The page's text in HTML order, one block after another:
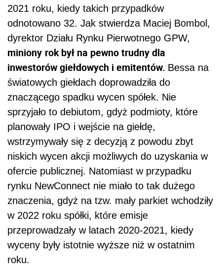
2021 roku, kiedy takich przypadków
odnotowano 32. Jak stwierdza Maciej Bombol,
dyrektor Działu Rynku Pierwotnego GPW,
miniony rok był na pewno trudny dla
inwestorów giełdowych i emitentów. Bessa na
światowych giełdach doprowadziła do
znaczącego spadku wycen spółek. Nie
sprzyjało to debiutom, gdyż podmioty, które
planowały IPO i wejście na giełdę,
wstrzymywały się z decyzją z powodu zbyt
niskich wycen akcji możliwych do uzyskania w
ofercie publicznej. Natomiast w przypadku
rynku NewConnect nie miało to tak dużego
znaczenia, gdyż na tzw. mały parkiet wchodziły
w 2022 roku spółki, które emisje
przeprowadzały w latach 2020-2021, kiedy
wyceny były istotnie wyższe niż w ostatnim
roku.